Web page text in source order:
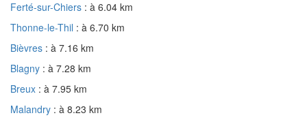
Ferté-sur-Chiers : à 6.04 km
Thonne-le-Thil : à 6.70 km
Bièvres : à 7.16 km
Blagny : à 7.28 km
Breux : à 7.95 km
Malandry : à 8.23 km